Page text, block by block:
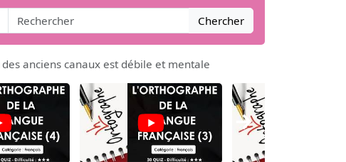
Chercher
des anciens canaux est débile et mentale
→